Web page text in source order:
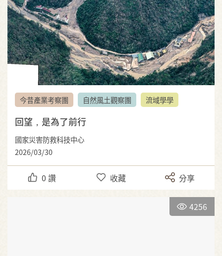
今昔產業考察團 自然風土觀察團 流域學學
回望，是為了前行
國家災害防救科技中心
2026/03/30
0 讚 收藏 分享
4256